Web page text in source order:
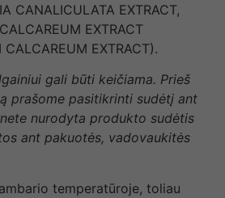
CANALICULATA EXTRACT,
EXTRACT
EXTRACT).
gali būti keičiama. Prieš
prašome pasitikrinti sudėtį ant
nurodyta produkto sudėtis
ant pakuotės, vadovaukitės
temperatūroje, toliau